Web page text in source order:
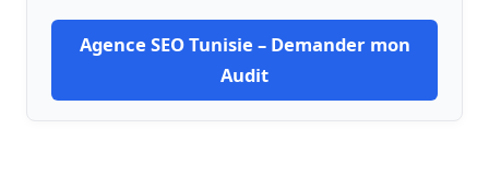
Agence SEO Tunisie – Demander mon
Audit